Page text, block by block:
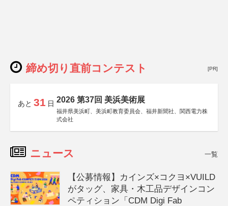
締め切り直前コンテスト [PR]
あと 31 日 2026 第37回 美浜美術展
福井県美浜町、美浜町教育委員会、福井新聞社、関西電力株
式会社
ニュース 一覧
【公募情報】カインズ×コクヨ×VUILD
がタッグ、家具・木工品デザインコン
ペティション「CDM Digi Fab